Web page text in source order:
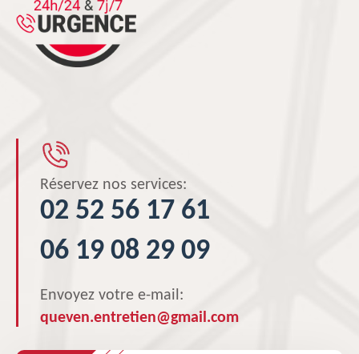
Réservez nos services:
02 52 56 17 61
06 19 08 29 09
Envoyez votre e-mail:
queven.entretien@gmail.com